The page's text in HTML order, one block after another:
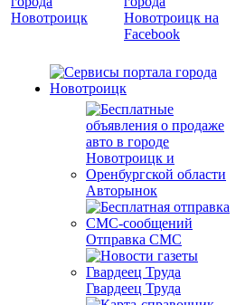
Авторынок
Отправка СМС
Гвардеец Труда